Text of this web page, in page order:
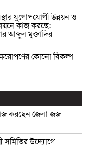
যুগোপযোগী উন্নয়ন ও
কাজ করছে:
আব্দুল মুক্তাদির
কোনো বিকল্প
করছেন জেলা জজ
সমিতির উদ্যোগে